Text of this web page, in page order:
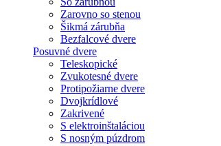
Zarovno so stenou
Šikmá zárubňa
Bezfalcové dvere
Posuvné dvere
Teleskopické
Zvukotesné dvere
Protipožiarne dvere
Dvojkrídlové
Zakrivené
S elektroinštaláciou
S nosným púzdrom